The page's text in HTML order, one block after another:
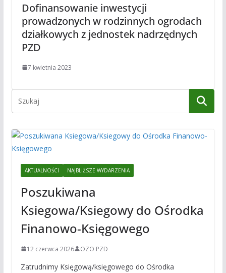
Dofinansowanie inwestycji
prowadzonych w rodzinnych ogrodach
działkowych z jednostek nadrzędnych
PZD
7 kwietnia 2023
AKTUALNOŚCI NAJBLIŻSZE WYDARZENIA
Poszukiwana
Ksiegowa/Ksiegowy do Ośrodka
Finanowo-Księgowego
12 czerwca 2026 OZO PZD
Zatrudnimy Księgową/księgowego do Ośrodka